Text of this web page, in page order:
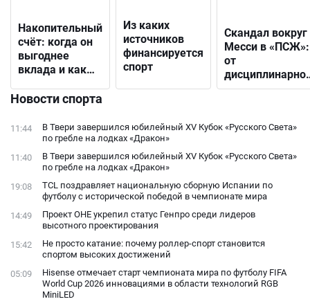
Накопительный
счёт: когда он
выгоднее
вклада и как
подходящий
Из каких
источников
финансируется
спорт
Скандал вокруг
Месси в «ПСЖ»:
от
решения до
фанатами
Новости спорта
11:44
В Твери завершился юбилейный XV Кубок «Русского Света»
по гребле на лодках «Дракон»
11:40
В Твери завершился юбилейный XV Кубок «Русского Света»
по гребле на лодках «Дракон»
19:08
TCL поздравляет национальную сборную Испании по
футболу с исторической победой в чемпионате мира
14:49
Проект ОНЕ укрепил статус Генпро среди лидеров
высотного проектирования
15:42
Не просто катание: почему роллер-спорт становится
спортом высоких достижений
05:09
Hisense отмечает старт чемпионата мира по футболу FIFA
World Cup 2026 инновациями в области технологий RGB
MiniLED